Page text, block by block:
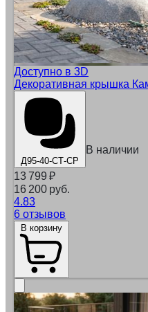
Доступно в 3D
Декоративная крышка
Д95-40-СТ-СР
В наличии
13 799 ₽
16 200 руб.
4.83
6 отзывов